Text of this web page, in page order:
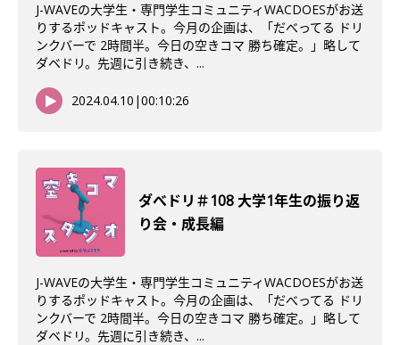
J-WAVEの大学生・専門学生コミュニティWACDOESがお送
りするポッドキャスト。今月の企画は、「だべってる ドリ
ンクバーで 2時間半。今日の空きコマ 勝ち確定。」略して
ダベドリ。先週に引き続き、...
2024.04.10 |00:10:26
ダべドリ＃108 大学1年生の振り返
り会・成長編
J-WAVEの大学生・専門学生コミュニティWACDOESがお送
りするポッドキャスト。今月の企画は、「だべってる ドリ
ンクバーで 2時間半。今日の空きコマ 勝ち確定。」略して
ダベドリ。先週に引き続き、...